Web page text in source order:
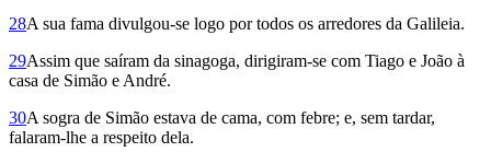
28A sua fama divulgou-se logo por todos os arredores da Galileia.
29Assim que saíram da sinagoga, dirigiram-se com Tiago e João à
casa de Simão e André.
30A sogra de Simão estava de cama, com febre; e, sem tardar,
falaram-lhe a respeito dela.